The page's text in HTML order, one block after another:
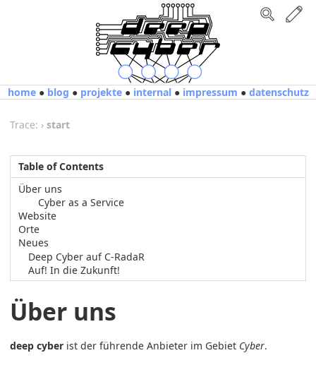
home● blog ● projekte● internal● impressum ● datenschutz
Trace: › start
Table of Contents
Über uns
Cyber as a Service
Website
Orte
Neues
Deep Cyber auf C-RadaR
Auf! In die Zukunft!
Über uns
deep cyber ist der führende Anbieter im Gebiet Cyber.